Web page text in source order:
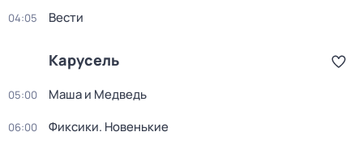
04:05 Вести
Карусель
05:00 Маша и Медведь
06:00 Фиксики. Новенькие